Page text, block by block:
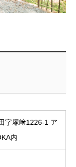
字塚﨑1226-1 ア
内